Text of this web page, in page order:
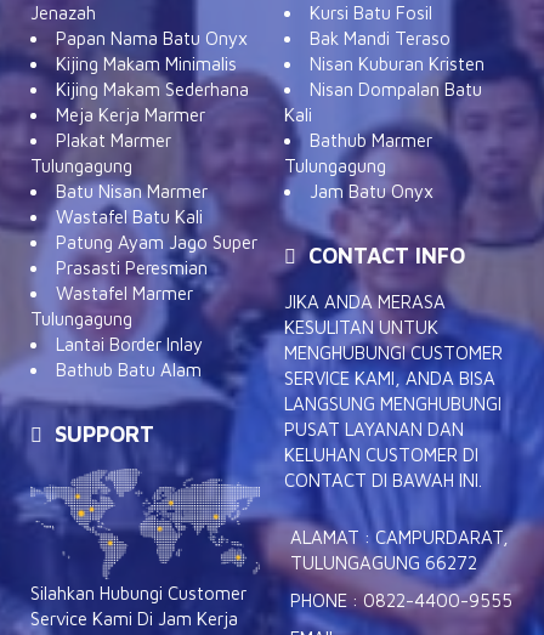
Jenazah
Papan Nama Batu Onyx
Kijing Makam Minimalis
Kijing Makam Sederhana
Meja Kerja Marmer
Plakat Marmer
Tulungagung
Batu Nisan Marmer
Wastafel Batu Kali
Patung Ayam Jago Super
Prasasti Peresmian
Wastafel Marmer
Tulungagung
Lantai Border Inlay
Bathub Batu Alam
SUPPORT
Silahkan Hubungi Customer
Service Kami Di Jam Kerja
Kursi Batu Fosil
Bak Mandi Teraso
Nisan Kuburan Kristen
Nisan Dompalan Batu
Kali
Bathub Marmer
Tulungagung
Jam Batu Onyx
CONTACT INFO
JIKA ANDA MERASA
KESULITAN UNTUK
MENGHUBUNGI CUSTOMER
SERVICE KAMI, ANDA BISA
LANGSUNG MENGHUBUNGI
PUSAT LAYANAN DAN
KELUHAN CUSTOMER DI
CONTACT DI BAWAH INI.
ALAMAT : CAMPURDARAT,
TULUNGAGUNG 66272
PHONE : 0822-4400-9555